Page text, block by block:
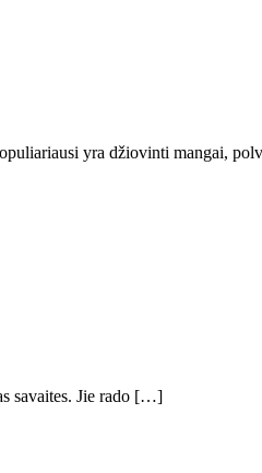
yra džiovinti mangai,
savaites. Jie rado […]